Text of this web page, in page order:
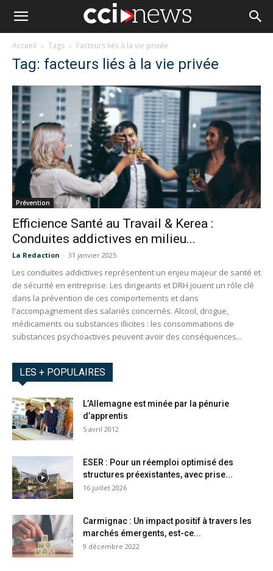
Accueil Tags Facteurs liés à la vie privée
Tag: facteurs liés à la vie privée
Prévention
Efficience Santé au Travail & Kerea :
Conduites addictives en milieu...
La Redaction - 31 janvier 2025
Les conduites addictives représentent un enjeu majeur de santé et
de sécurité en entreprise. Les dirigeants et DRH jouent un rôle clé
dans la prévention de ces comportements et dans
l'accompagnement des salariés concernés. Alcool, drogue,
médicaments ou substances illicites : les consommations de
substances psychoactives peuvent avoir des conséquences...
LES + POPULAIRES
L’Allemagne est minée par la pénurie
d’apprentis
5 avril 2012
ESER : Pour un réemploi optimisé des
structures préexistantes, avec prise...
16 juillet 2026
Carmignac : Un impact positif à travers les
marchés émergents, est-ce...
9 décembre 2022